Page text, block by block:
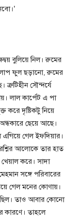
বুলিয়ে নিল। রুমের
ফুল ছড়ানো, রুমের
ত্রুটিহীন সৌন্দর্যে
লাল কার্পেট এ পা
করে দৃষ্টিকটু নিয়ে
ছেয়ে আছে।
গেল ইফদিয়ার।
আলোকে তার হাত
করে। সাদা
সঙ্গে পরিবারের
গেল মনের কোণায়।
তাও আবার কোনো
কারণে। তাহলে